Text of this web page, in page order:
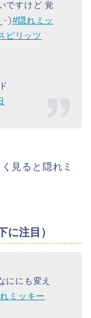
ですけど 覚
)#隠れミッ
ピリッツ
見ると隠れミ
注目）
ににも変え
ミッキー